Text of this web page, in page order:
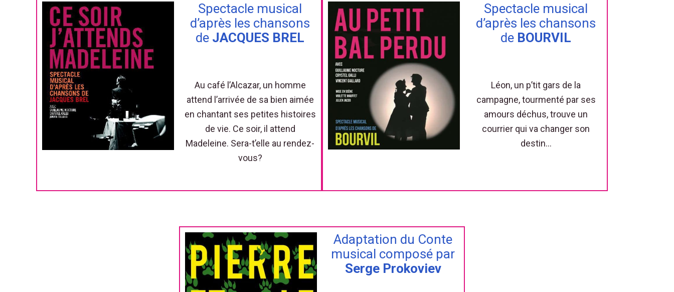
Spectacle musical
d’après les chansons
de JACQUES BREL
Au café l’Alcazar, un homme
attend l’arrivée de sa bien aimée
en chantant ses petites histoires
de vie. Ce soir, il attend
Madeleine. Sera-t’elle au rendez-
vous?
Spectacle musical
d’après les chansons
de BOURVIL
Léon, un p’tit gars de la
campagne, tourmenté par ses
amours déchus, trouve un
courrier qui va changer son
destin…
Adaptation du Conte
musical composé par
Serge Prokoviev